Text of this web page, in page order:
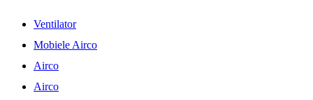
Ventilator
Mobiele Airco
Airco
Airco